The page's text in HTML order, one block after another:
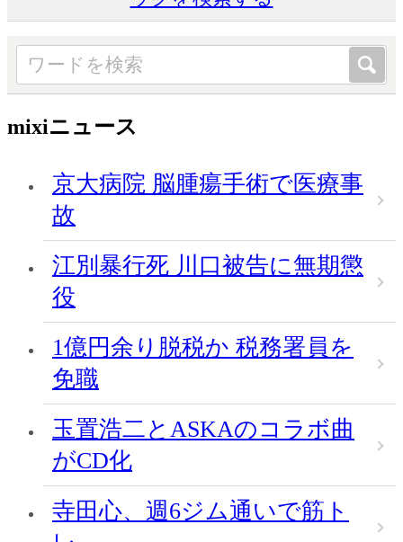
mixiニュース
京大病院 脳腫瘍手術で医療事
故
江別暴行死 川口被告に無期懲
役
1億円余り脱税か 税務署員を
免職
玉置浩二とASKAのコラボ曲
がCD化
寺田心、週6ジム通いで筋ト